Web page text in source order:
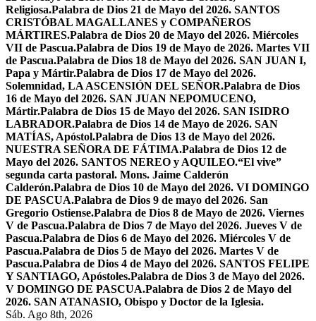
Religiosa.Palabra de Dios 21 de Mayo del 2026. SANTOS
CRISTÓBAL MAGALLANES y COMPAÑEROS
MÁRTIRES.Palabra de Dios 20 de Mayo del 2026. Miércoles
VII de Pascua.Palabra de Dios 19 de Mayo de 2026. Martes VII
de Pascua.Palabra de Dios 18 de Mayo del 2026. SAN JUAN I,
Papa y Mártir.Palabra de Dios 17 de Mayo del 2026.
Solemnidad, LA ASCENSIÓN DEL SEÑOR.Palabra de Dios
16 de Mayo del 2026. SAN JUAN NEPOMUCENO,
Mártir.Palabra de Dios 15 de Mayo del 2026. SAN ISIDRO
LABRADOR.Palabra de Dios 14 de Mayo de 2026. SAN
MATÍAS, Apóstol.Palabra de Dios 13 de Mayo del 2026.
NUESTRA SEÑORA DE FÁTIMA.Palabra de Dios 12 de
Mayo del 2026. SANTOS NEREO y AQUILEO.“El vive”
segunda carta pastoral. Mons. Jaime Calderón
Calderón.Palabra de Dios 10 de Mayo del 2026. VI DOMINGO
DE PASCUA.Palabra de Dios 9 de mayo del 2026. San
Gregorio Ostiense.Palabra de Dios 8 de Mayo de 2026. Viernes
V de Pascua.Palabra de Dios 7 de Mayo del 2026. Jueves V de
Pascua.Palabra de Dios 6 de Mayo del 2026. Miércoles V de
Pascua.Palabra de Dios 5 de Mayo del 2026. Martes V de
Pascua.Palabra de Dios 4 de Mayo del 2026. SANTOS FELIPE
Y SANTIAGO, Apóstoles.Palabra de Dios 3 de Mayo del 2026.
V DOMINGO DE PASCUA.Palabra de Dios 2 de Mayo del
2026. SAN ATANASIO, Obispo y Doctor de la Iglesia.
Sáb. Ago 8th, 2026